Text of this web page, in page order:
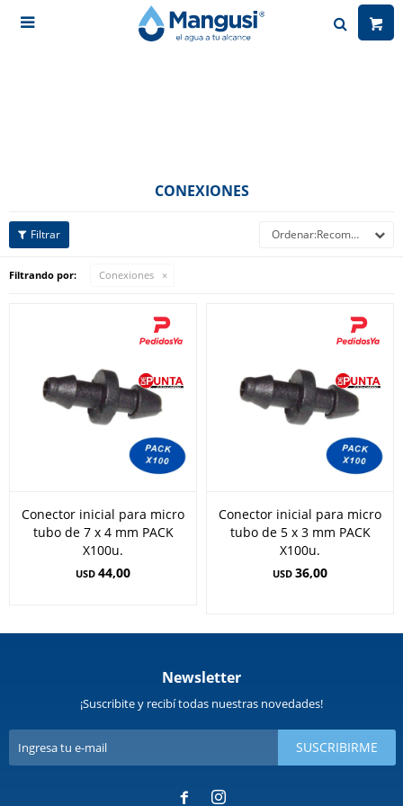

CONEXIONES
Recomendados
Filtrando por: Conexiones
Conector inicial para micro
tubo de 7 x 4 mm PACK
X100u.
USD 44,00
Conector inicial para micro
tubo de 5 x 3 mm PACK
X100u.
USD 36,00
Newsletter
¡Suscribite y recibí todas nuestras novedades!
SUSCRIBIRME
 